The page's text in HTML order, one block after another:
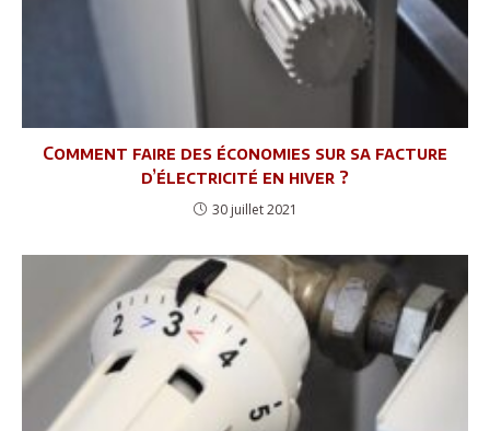
Comment faire des économies sur sa facture
d’électricité en hiver ?
30 juillet 2021